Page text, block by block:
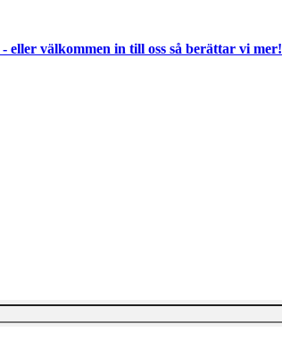
- eller välkommen in till oss så berättar vi mer!